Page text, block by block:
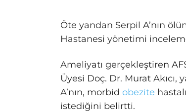
Öte yandan Serpil A’nın
Hastanesi yönetimi
Ameliyatı gerçekleştiren
Üyesi Doç. Dr. Murat Akıcı,
A’nın, morbid obezite
istediğini belirtti.